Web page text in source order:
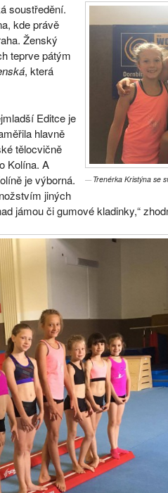
Trenérka Kristýna se
soustředění.
kde právě
Ženský
teprve pátým
, která
Editce je
hlavně
tělocvičně
Kolína. A
je výborná.
jiných
jámou či gumové kladinky,“